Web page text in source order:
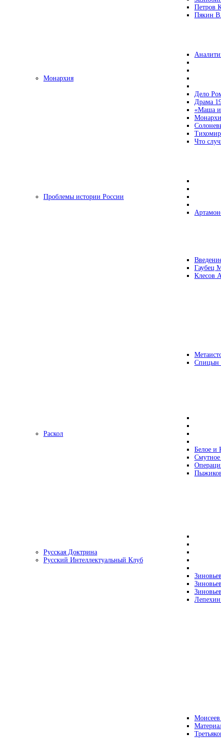
Петров
Пякин
Монархия
Дело
Драма
«Маша и
Что
Проблемы истории России
Гаубец
Клесов
Раскол
Белое и
Русская Доктрина
Русский Интеллектуальный Клуб